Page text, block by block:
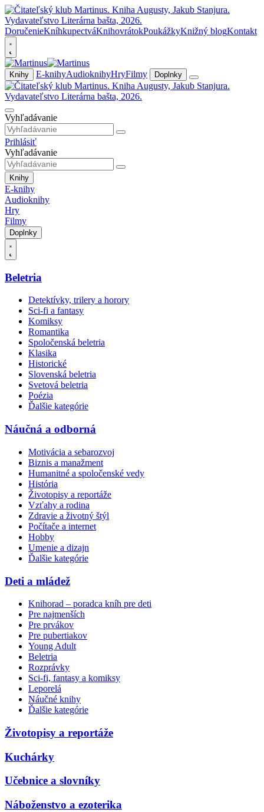
DoručenieKníhkupectváKnihovrátokPoukážkyKnižný blogKontakt
Knihy E-knihyAudioknihyHryFilmy Doplnky
Vyhľadávanie
Prihlásiť
Vyhľadávanie
Knihy
E-knihy
Audioknihy
Hry
Filmy
Doplnky
Beletria
Detektívky, trilery a horory
Sci-fi a fantasy
Komiksy
Romantika
Spoločenská beletria
Klasika
Historické
Slovenská beletria
Svetová beletria
Poézia
Ďalšie kategórie
Náučná a odborná
Motivácia a sebarozvoj
Biznis a manažment
Humanitné a spoločenské vedy
História
Životopisy a reportáže
Vzťahy a rodina
Zdravie a životný štýl
Počítače a internet
Hobby
Umenie a dizajn
Ďalšie kategórie
Deti a mládež
Knihorad – poradca kníh pre deti
Pre najmenších
Pre prvákov
Pre pubertiakov
Young Adult
Beletria
Rozprávky
Sci-fi, fantasy a komiksy
Leporelá
Náučné knihy
Ďalšie kategórie
Životopisy a reportáže
Kuchárky
Učebnice a slovníky
Náboženstvo a ezoterika